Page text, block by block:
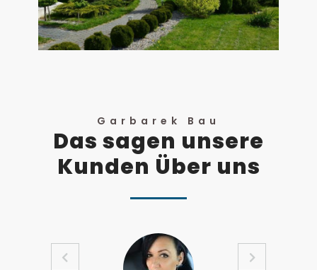
Garbarek Bau
Das sagen unsere
Kunden Über uns